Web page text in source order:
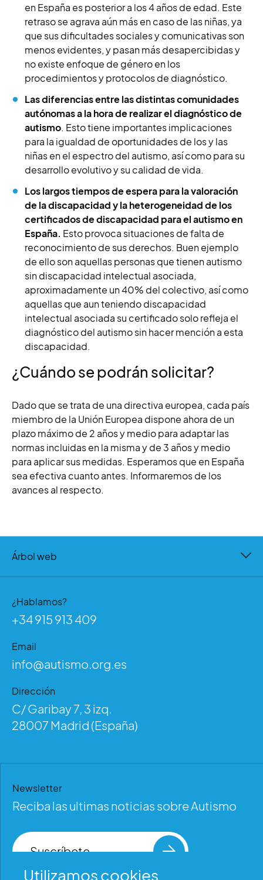
en España es posterior a los 4 años de edad. Este
retraso se agrava aún más en caso de las niñas, ya
que sus dificultades sociales y comunicativas son
menos evidentes, y pasan más desapercibidas y
no existe enfoque de género en los
procedimientos y protocolos de diagnóstico.
Las diferencias entre las distintas comunidades
autónomas a la hora de realizar el diagnóstico de
autismo. Esto tiene importantes implicaciones
para la igualdad de oportunidades de los y las
niñas en el espectro del autismo, así como para su
desarrollo evolutivo y su calidad de vida.
Los largos tiempos de espera para la valoración
de la discapacidad y la heterogeneidad de los
certificados de discapacidad para el autismo en
España. Esto provoca situaciones de falta de
reconocimiento de sus derechos. Buen ejemplo
de ello son aquellas personas que tienen autismo
sin discapacidad intelectual asociada,
aproximadamente un 40% del colectivo, así como
aquellas que aun teniendo discapacidad
intelectual asociada su certificado solo refleja el
diagnóstico del autismo sin hacer mención a esta
discapacidad.
¿Cuándo se podrán solicitar?
Dado que se trata de una directiva europea, cada país
miembro de la Unión Europea dispone ahora de un
plazo máximo de 2 años y medio para adaptar las
normas incluidas en la misma y de 3 años y medio
para aplicar sus medidas. Esperamos que en España
sea efectiva cuanto antes. Informaremos de los
avances al respecto.
Árbol web
¿Hablamos?
+34 915 913 409
Email
info@autismo.org.es
Dirección
C/ Garibay 7, 3 izq.
28007 Madrid (España)
Newsletter
Reciba las ultimas noticias sobre Autismo
Suscríbete
Utilizamos cookies